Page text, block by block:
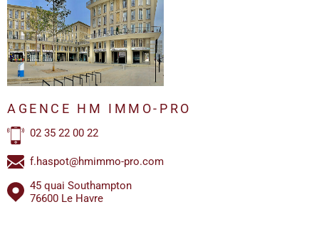
AGENCE HM IMMO-PRO
02 35 22 00 22
f.haspot@hmimmo-pro.com
45 quai Southampton
76600 Le Havre